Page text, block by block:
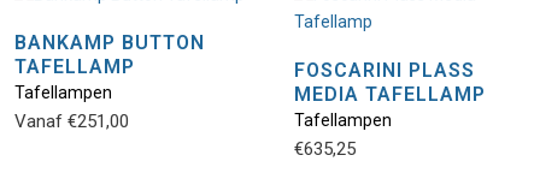
BANKAMP BUTTON
TAFELLAMP
Tafellampen
Vanaf €251,00
FOSCARINI PLASS
MEDIA TAFELLAMP
Tafellampen
€635,25